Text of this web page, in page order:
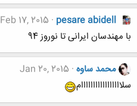
pesare abidell
Feb 17, 2015
با مهندسان ایرانی تا نوروز 94
محمد ساوه Jan 20, 2015
سلااااااااااااااااام